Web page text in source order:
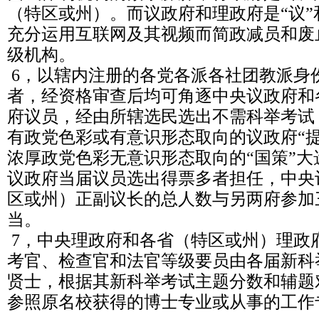
（特区或州）。而议政府和理政府是“议
充分运用互联网及其视频而简政减员和
级机构。
6，以辖内注册的各党各派各社团教派身
者，经资格审查后均可角逐中央议政府
府议员，经由所辖选民选出不需科举考
有政党色彩或有意识形态取向的议政府“
浓厚政党色彩无意识形态取向的“国策”
议政府当届议员选出得票多者担任，中
区或州）正副议长的总人数与另两府参
当。
7，中央理政府和各省（特区或州）理政
考官、检查官和法官等级要员由各届新
贤士，根据其新科举考试主题分数和辅
参照原名校获得的博士专业或从事的工